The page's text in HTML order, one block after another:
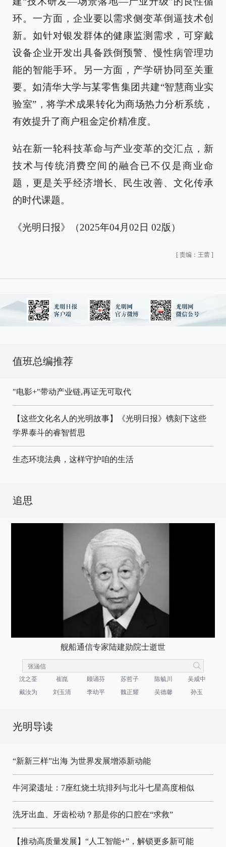
环。一方面，企业要以需求侧变革倒逼技术创
新。如针对银发群体的健康监测需求，可穿戴
设备企业开发出具备跌倒预警、慢性病管理功
能的智能手环。另一方面，产学研协同至关重
要。如清华大学与某零售集团共建“智慧商业实
验室”，将学术成果转化为商场热力分析系统，
有效提升了商户租金定价精准度。
站在新一轮科技革命与产业变革的交汇点，新
技术与传统消费空间的融合已不仅是商业命
题，更是关乎经济增长、民生改善、文化传承
的时代课题。
《光明日报》（2025年04月02日 02版）
[ 责编：王蕾 ]
值班总编推荐
"电影+"带动产业链,再证无可取代
【这些文化名人的光明故事】《光明日报》镌刻下这些
学界泰斗的睿智哲思
生态环境法典，这样守护咱的生活
追思
舰船通信专家陆建勋院士逝世
沈之荃 崔崑 顾诵芬 苏哲子 陈毓川
吴咸中
戴汝为
刘玉清 李幼平 魏正耀 吴德馨 孙玉
光明导读
“新新三样”出海 为世界发展增添新动能
牛河梁遗址：7座红烧土坑排列与北斗七星高度相似
洗牙出血、牙齿松动？那是你的口腔在“求救”
【推动高质量发展】“人工智能+”，解锁更多新可能